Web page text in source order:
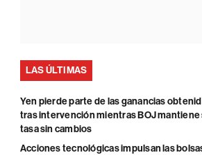
LAS ÚLTIMAS
Yen pierde parte de las ganancias
tras intervención mientras BOJ mantiene
tasa sin cambios
Acciones tecnológicas impulsan las